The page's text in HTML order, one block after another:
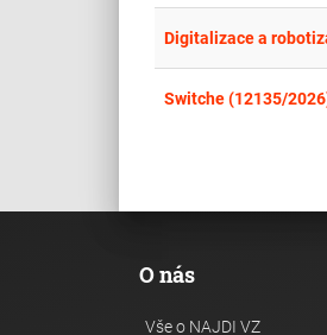
Digitalizace a
Switche (12135/
O nás
Vše o NAJDI VZ